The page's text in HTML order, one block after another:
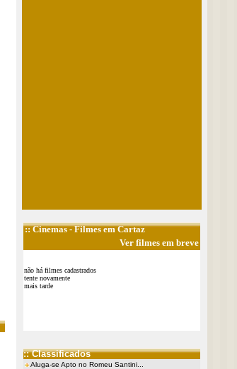
::Cinemas- Filmes em Cartaz
Ver filmes em breve
não há filmes cadastrados
tente novamente
mais tarde
:: Classificados
Aluga-se Apto no Romeu Santini...